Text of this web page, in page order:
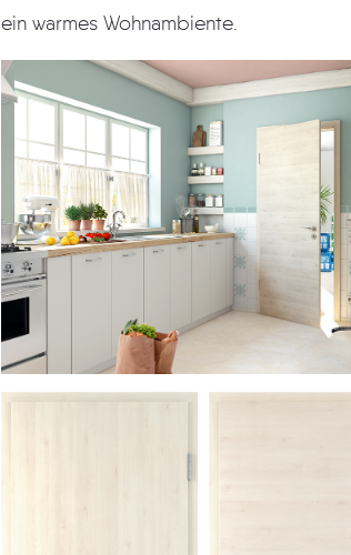
ein warmes Wohnambiente.